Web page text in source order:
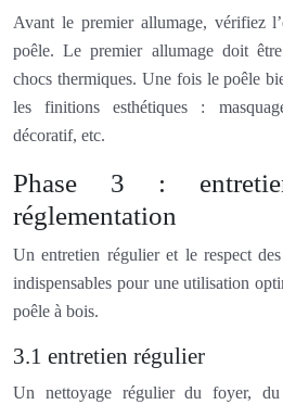
Avant le premier allumage, vérifiez
poêle. Le premier allumage doit
chocs thermiques. Une fois le poêle
les finitions esthétiques :
décoratif, etc.
Phase 3 :
réglementation
Un entretien régulier et le respect
indispensables pour une utilisation
poêle à bois.
3.1 entretien régulier
Un nettoyage régulier du foyer,